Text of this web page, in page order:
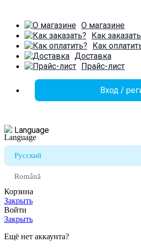
О магазине
Как
Как
Доставка
Прайс-лист
Вход /
Language
Русский
Română
Корзина
Закрыть
Войти
Закрыть
Ещё нет аккаунта?